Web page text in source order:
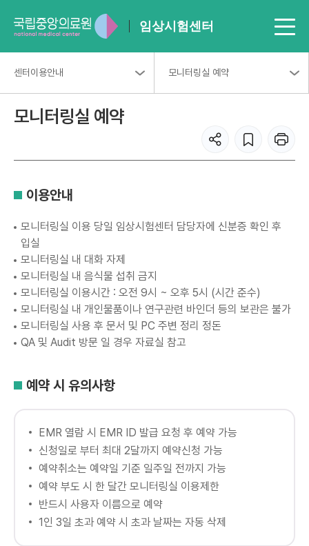
임상시험센터
센터이용안내 모니터링실 예약
모니터링실 예약
이용안내
모니터링실 이용 당일 임상시험센터 담당자에 신분증 확인 후
입실
모니터링실 내 대화 자제
모니터링실 내 음식물 섭취 금지
모니터링실 이용시간 : 오전 9시 ~ 오후 5시 (시간 준수)
모니터링실 내 개인물품이나 연구관련 바인더 등의 보관은 불가
모니터링실 사용 후 문서 및 PC 주변 정리 정돈
QA 및 Audit 방문 일 경우 자료실 참고
예약 시 유의사항
EMR 열람 시 EMR ID 발급 요청 후 예약 가능
신청일로 부터 최대 2달까지 예약신청 가능
예약취소는 예약일 기준 일주일 전까지 가능
예약 부도 시 한 달간 모니터링실 이용제한
반드시 사용자 이름으로 예약
1인 3일 초과 예약 시 초과 날짜는 자동 삭제